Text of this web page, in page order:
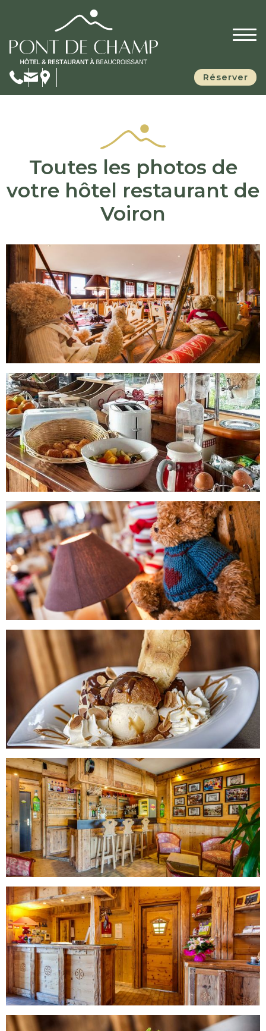
Réserver
Toutes les photos de
votre hôtel restaurant de
Voiron